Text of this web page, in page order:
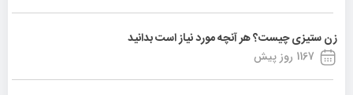
زن ستیزی چیست؟ هر آنچه مورد نیاز است بدانید
1167 روز پیش